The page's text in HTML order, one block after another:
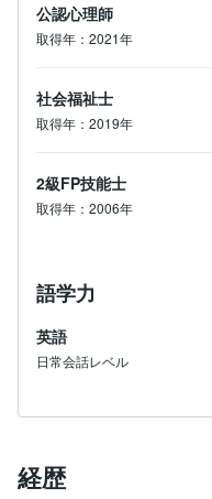
公認心理師
取得年：2021年
社会福祉士
取得年：2019年
2級FP技能士
取得年：2006年
語学力
英語
日常会話レベル
経歴